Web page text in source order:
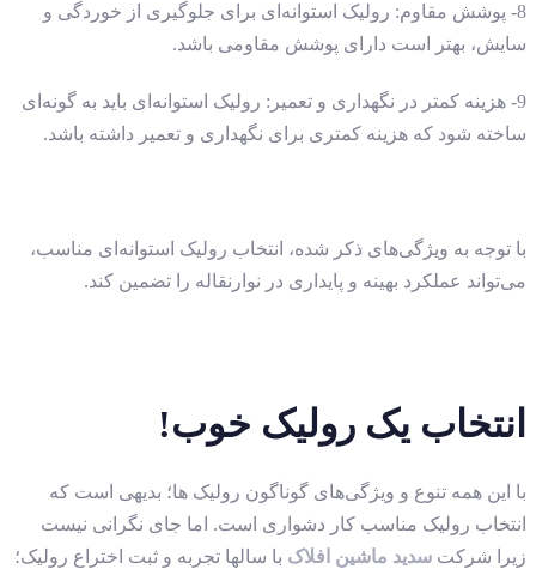
8- پوشش مقاوم: رولیک استوانه‌ای برای جلوگیری از خوردگی و
سایش، بهتر است دارای پوشش مقاومی باشد.
9- هزینه کمتر در نگهداری و تعمیر: رولیک استوانه‌ای باید به گونه‌ای
ساخته شود که هزینه کمتری برای نگهداری و تعمیر داشته باشد.
با توجه به ویژگی‌های ذکر شده، انتخاب رولیک استوانه‌ای مناسب،
می‌تواند عملکرد بهینه و پایداری در نوارنقاله را تضمین کند.
انتخاب یک رولیک خوب!
با این همه تنوع و ویژگی‌های گوناگون رولیک ها؛ بدیهی است که
انتخاب رولیک مناسب کار دشواری است. اما جای نگرانی نیست
زیرا شرکت سدید ماشین افلاک با سالها تجربه و ثبت اختراع رولیک؛